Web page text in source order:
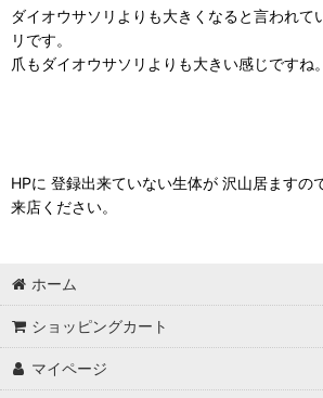
ダイオウサソリよりも大きくなると言われて
リです。
爪もダイオウサソリよりも大きい感じですね。
HPに 登録出来ていない生体が 沢山居ますの
来店ください。
ホーム
ショッピングカート
マイページ